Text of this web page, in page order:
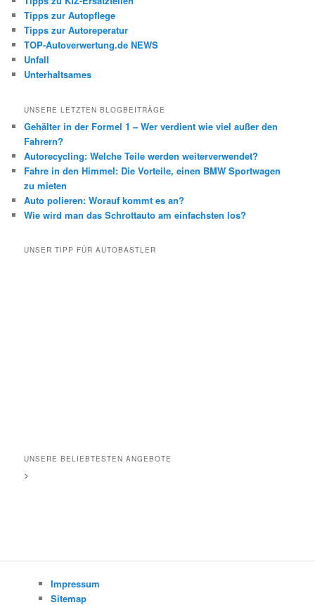
Tipps zur Autopflege
Tipps zur Autoreperatur
TOP-Autoverwertung.de NEWS
Unfall
Unterhaltsames
UNSERE LETZTEN BLOGBEITRÄGE
Gehälter in der Formel 1 – Wer verdient wie viel außer den
Fahrern?
Autorecycling: Welche Teile werden weiterverwendet?
Fahre in den Himmel: Die Vorteile, einen BMW Sportwagen
zu mieten
Auto polieren: Worauf kommt es an?
Wie wird man das Schrottauto am einfachsten los?
UNSER TIPP FÜR AUTOBASTLER
UNSERE BELIEBTESTEN ANGEBOTE
>
Impressum
Sitemap